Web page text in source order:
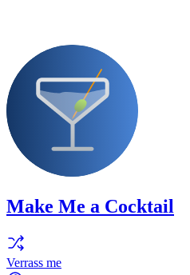
Make Me a Cocktail
Verrass me